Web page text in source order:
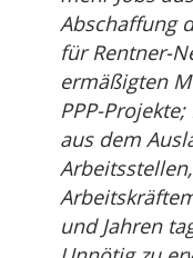
Abschaffung
für Rentner-
ermäßigten
PPP-
aus dem
und Jahren